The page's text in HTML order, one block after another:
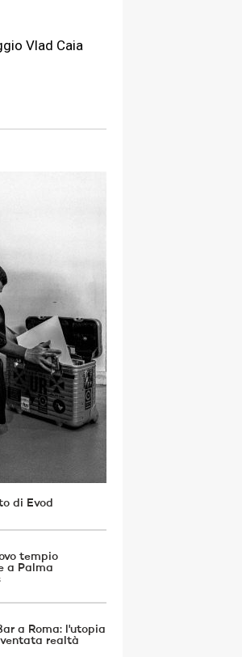
Vlad Caia
di Evod
tempio
a Palma
a Roma: l'utopia
realtà